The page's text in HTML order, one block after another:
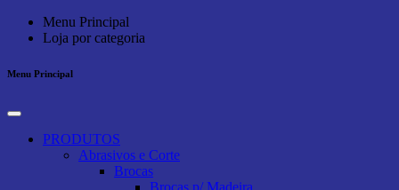
Menu Principal
Loja por categoria
Menu Principal
PRODUTOS
Abrasivos e Corte
Brocas
Brocas p/ Madeira